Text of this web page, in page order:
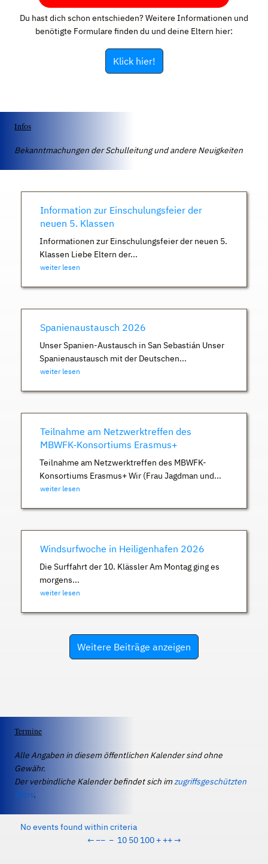
Du hast dich schon entschieden? Weitere Informationen und
benötigte Formulare finden du und deine Eltern hier:
Klick hier!
Infos
Bekanntmachungen der Schulleitung und andere Neuigkeiten
Information zur Einschulungsfeier der
neuen 5. Klassen
Informationen zur Einschulungsfeier der neuen 5.
Klassen Liebe Eltern der...
weiter lesen
Spanienaustausch 2026
Unser Spanien-Austausch in San Sebastián Unser
Spanienaustausch mit der Deutschen...
weiter lesen
Teilnahme am Netzwerktreffen des
MBWFK-Konsortiums Erasmus+
Teilnahme am Netzwerktreffen des MBWFK-
Konsortiums Erasmus+ Wir (Frau Jagdman und...
weiter lesen
Windsurfwoche in Heiligenhafen 2026
Die Surffahrt der 10. Klässler Am Montag ging es
morgens...
weiter lesen
Weitere Beiträge anzeigen
Termine
Alle Angaben in diesem öffentlichen Kalender sind ohne
Gewähr.
Der verbindliche Kalender befindet sich imzugriffsgeschützten
IServ.
No events found within criteria
← −− − 10 50 100 + ++→